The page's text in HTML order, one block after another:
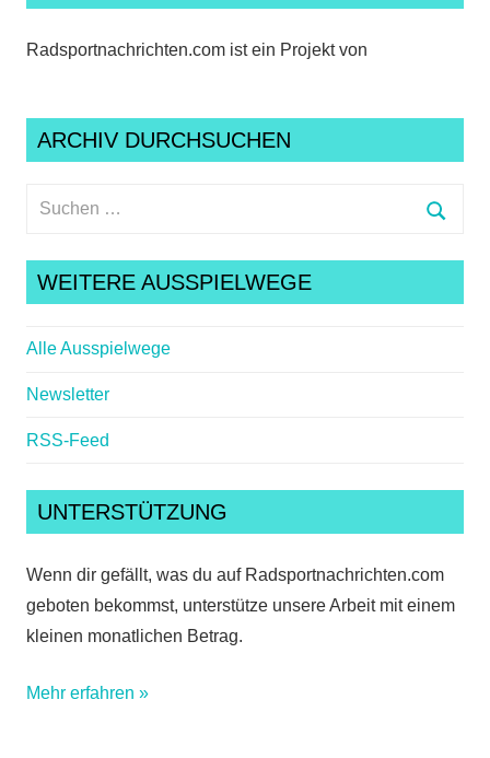
Radsportnachrichten.com ist ein Projekt von
ARCHIV DURCHSUCHEN
Suchen
WEITERE AUSSPIELWEGE
Alle Ausspielwege
Newsletter
RSS-Feed
UNTERSTÜTZUNG
Wenn dir gefällt, was du auf Radsportnachrichten.com
geboten bekommst, unterstütze unsere Arbeit mit einem
kleinen monatlichen Betrag.
Mehr erfahren »